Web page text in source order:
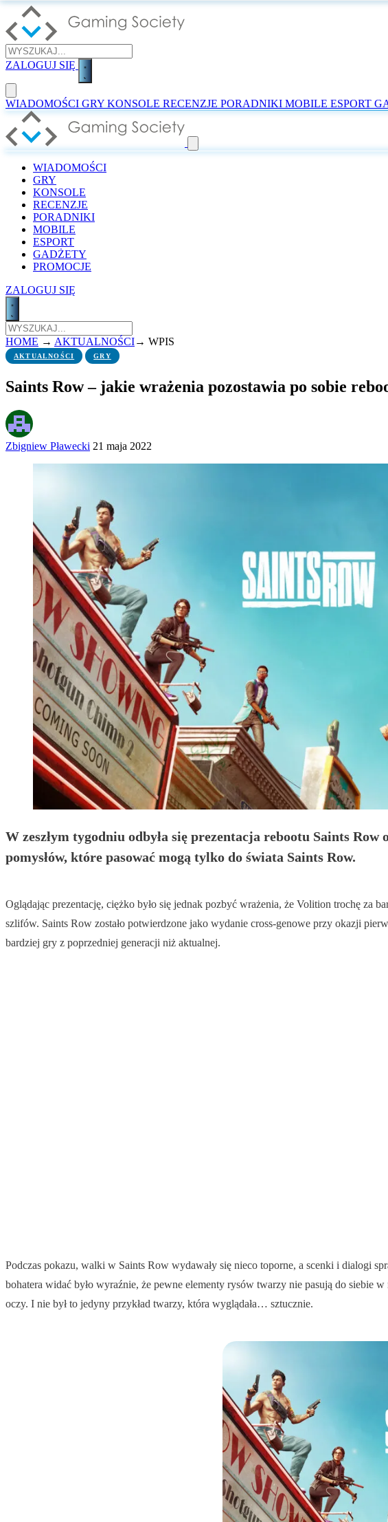
ZALOGUJ SIĘ
WIADOMOŚCI GRY KONSOLE RECENZJE PORADNIKI MOBILE ESPORT
WIADOMOŚCI
GRY
KONSOLE
RECENZJE
PORADNIKI
MOBILE
ESPORT
GADŻETY
PROMOCJE
ZALOGUJ SIĘ
HOME → AKTUALNOŚCI→ WPIS
AKTUALNOŚCI GRY
Saints Row – jakie wrażenia pozostawia po sobie
Zbigniew Pławecki 21 maja 2022
W zeszłym tygodniu odbyła się prezentacja rebootu Saints
pomysłów, które pasować mogą tylko do świata Saints Row.
Oglądając prezentację, ciężko było się jednak pozbyć wrażenia, że Volition trochę za
szlifów. Saints Row zostało potwierdzone jako wydanie cross-genowe przy okazji
bardziej gry z poprzedniej generacji niż aktualnej.
Podczas pokazu, walki w Saints Row wydawały się nieco toporne, a scenki i dialogi
bohatera widać było wyraźnie, że pewne elementy rysów twarzy nie pasują do siebie
oczy. I nie był to jedyny przykład twarzy, która wyglądała… sztucznie.